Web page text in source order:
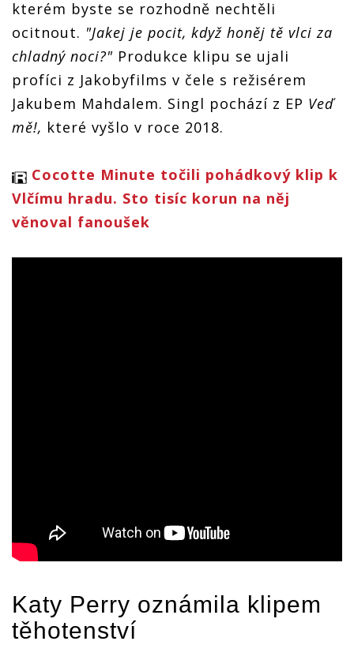
kterém byste se rozhodně nechtěli
ocitnout. "Jakej je pocit, když honěj tě vlci za
chladný noci?" Produkce klipu se ujali
profíci z Jakobyfilms v čele s režisérem
Jakubem Mahdalem. Singl pochází z EP Veď
mě!, které vyšlo v roce 2018.
Cocotte Minute točili pohádkový klip k
Vlčímu hradu. Sto tisíc korun na něj
věnoval fanoušek
Katy Perry oznámila klipem
těhotenství